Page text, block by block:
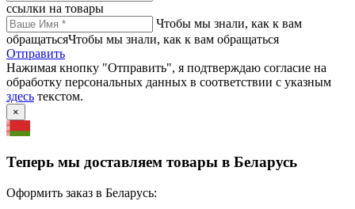
ссылки на товары
Чтобы мы знали, как к вам
обращатьсяЧтобы мы знали, как к вам обращаться
Отправить
Нажимая кнопку "Отправить", я подтверждаю согласие на
обработку персональных данных в соответствии с указным
здесь текстом.
×
Теперь мы доставляем товары в Беларусь
Оформить заказ в Беларусь: